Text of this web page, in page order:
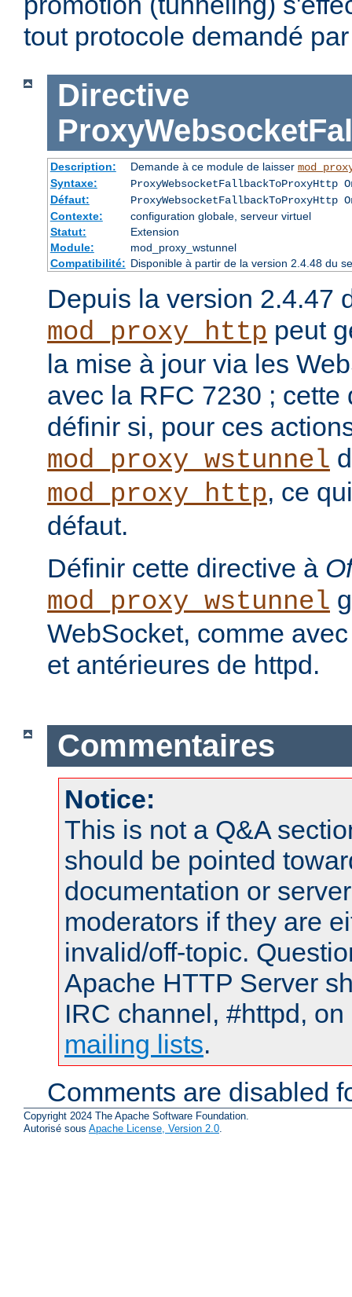
tout protocole demandé
Directive
Description: Demande à ce module de laisser
Syntaxe:
ProxyWebsocketFallbackToProxyHttp
Défaut:
ProxyWebsocketFallbackToProxyHttp
Contexte:
configuration globale, serveur virtuel
Statut:
Extension
Module:
mod_proxy_wstunnel
Compatibilité: Disponible à partir de la version 2.4.48 du
Depuis la version 2.4.47
mod_proxy_http peut
la mise à jour via les
avec la RFC 7230 ; cette
définir si, pour ces
mod_proxy_wstunnel
mod_proxy_http, ce
défaut.
Définir cette directive à
mod_proxy_wstunnel
WebSocket, comme
et antérieures de httpd.
Commentaires
Notice:
This is not a Q&A
should be pointed
documentation or
moderators if they are
invalid/off-topic.
Apache HTTP Server
IRC channel, #httpd,
mailing lists.
Comments are disabled
Copyright 2024 The Apache Software Foundation.
Autorisé sous Apache License, Version 2.0.